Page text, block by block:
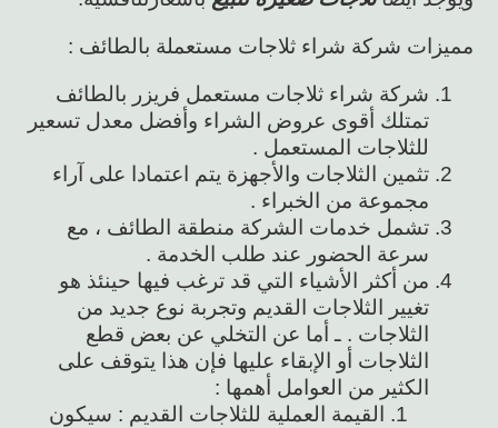
مميزات شركة شراء ثلاجات مستعملة بالطائف :
شركة شراء ثلاجات مستعمل فريزر بالطائف
تمتلك أقوى عروض الشراء وأفضل معدل تسعير
للثلاجات المستعمل .
تثمين الثلاجات والأجهزة يتم اعتمادا على آراء
مجموعة من الخبراء .
تشمل خدمات الشركة منطقة الطائف ، مع
سرعة الحضور عند طلب الخدمة .
من أكثر الأشياء التي قد ترغب فيها حينئذ هو
تغيير الثلاجات القديم وتجربة نوع جديد من
الثلاجات . ـ أما عن التخلي عن بعض قطع
الثلاجات أو الإبقاء عليها فإن هذا يتوقف على
الكثير من العوامل أهمها :
القيمة العملية للثلاجات القديم : سيكون